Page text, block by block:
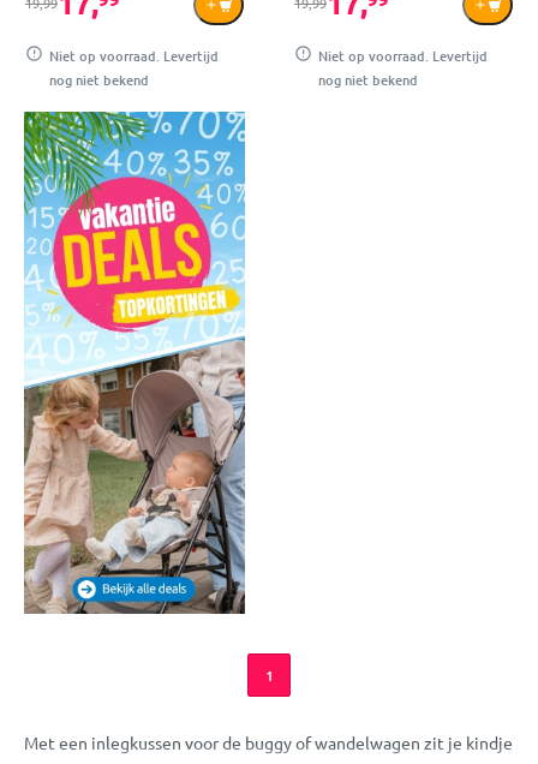
Niet op voorraad. Levertijd
nog niet bekend
Niet op voorraad. Levertijd
nog niet bekend
1
Met een inlegkussen voor de buggy of wandelwagen zit je kindje